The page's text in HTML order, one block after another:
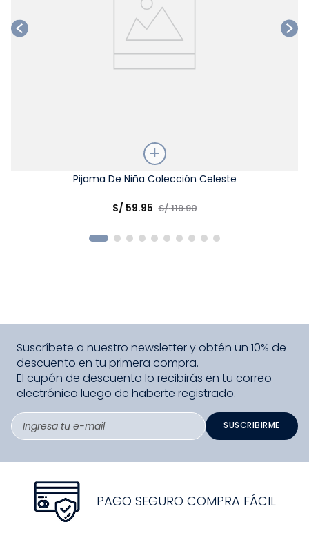
Pijama De Niña Colección Celeste
S/ 59.95 S/119.90
Suscríbete a nuestro newsletter y obtén un 10% de
descuento en tu primera compra.
El cupón de descuento lo recibirás en tu correo
electrónico luego de haberte registrado.
SUSCRIBIRME
PAGO SEGURO COMPRA FÁCIL